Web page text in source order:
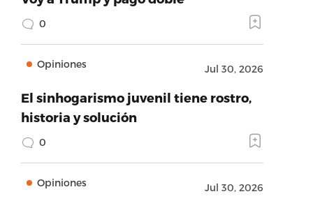
0
Opiniones Jul 30, 2026
El sinhogarismo juvenil tiene rostro,
historia y solución
0
Opiniones Jul 30, 2026